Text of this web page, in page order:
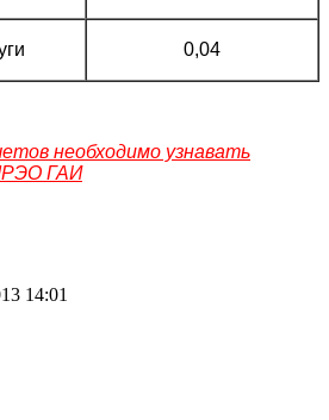
0,04
необходимо узнавать
ГАИ
14:01